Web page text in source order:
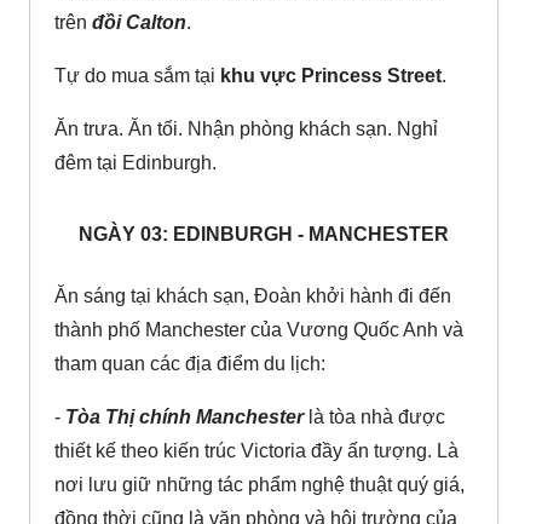
trên đồi Calton.
Tự do mua sắm tại khu vực Princess Street.
Ăn trưa. Ăn tối. Nhận phòng khách sạn. Nghỉ
đêm tại Edinburgh.
NGÀY 03: EDINBURGH - MANCHESTER
Ăn sáng tại khách sạn, Đoàn khởi hành đi đến
thành phố Manchester của Vương Quốc Anh và
tham quan các địa điểm du lịch:
- Tòa Thị chính Manchesterlà tòa nhà được
thiết kế theo kiến trúc Victoria đầy ấn tượng. Là
nơi lưu giữ những tác phẩm nghệ thuật quý giá,
đồng thời cũng là văn phòng và hội trường của